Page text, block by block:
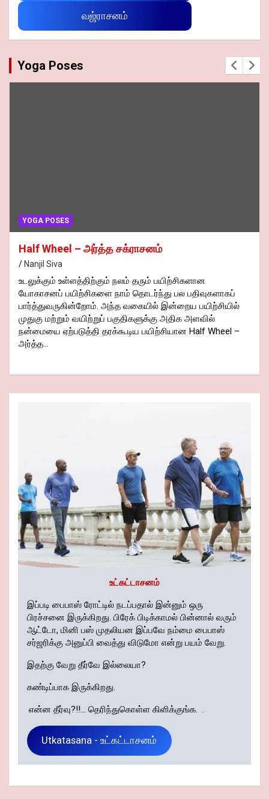
வஜ்ராசனம்
Yoga Poses
YOGA POSES
Half Wheel – அர்த்த சக்ராசனம்
Nanjil Siva
உடலுக்கும் உள்ளத்திற்கும் நலம் தரும் பயிற்சிகளான
யோகாசனப் பயிற்சிகளை நாம் தொடர்ந்து பல பதிவுகளாகப்
பார்த்துவருகின்றோம். அந்த வகையில் இன்றைய பயிற்சியில்
முதுகு மற்றும் வயிற்றுப் பகுதிகளுக்கு அதிக அளவில்
நன்மையை ஏற்படுத்தி தரக்கூடிய பயிற்சியான Half Wheel –
அர்த்த…
உட்கட்டாசனம்
இப்படி பைபாஸ் ரோட்டில் நடப்பதால் இன்னும் ஒரு
பிரச்சனை இருக்கிறது. பிரேக் பிடிக்காமல் பின்னால் வரும்
ஆட்டோ, மினி பஸ் முதலியன இப்பவே நம்மை பைபாஸ்
சர்ஜரிக்கு அனுப்பி வைத்து விடுமோ என்று பயம் வேறு.
இதற்கு வேறு தீர்வே இல்லையா?
கண்டிப்பாக இருக்கிறது.
என்ன தீர்வு?!!... தெரிந்துகொள்ள கிளிக்குங்க. ..
Utkatasana - உட்கட்டாசனம்